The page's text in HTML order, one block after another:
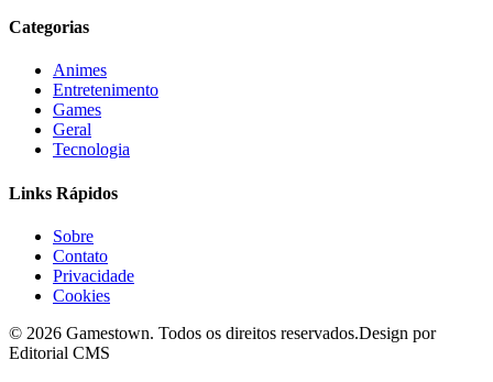
Categorias
Animes
Entretenimento
Games
Geral
Tecnologia
Links Rápidos
Sobre
Contato
Privacidade
Cookies
© 2026 Gamestown. Todos os direitos reservados.Design por
Editorial CMS